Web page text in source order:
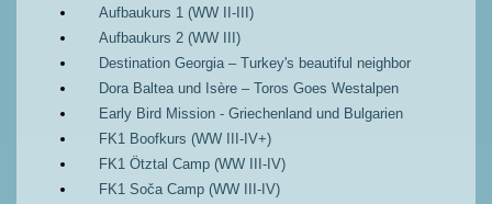
Aufbaukurs 1 (WW II-III)
Aufbaukurs 2 (WW III)
Destination Georgia – Turkey's beautiful neighbor
Dora Baltea und Isère – Toros Goes Westalpen
Early Bird Mission - Griechenland und Bulgarien
FK1 Boofkurs (WW III-IV+)
FK1 Ötztal Camp (WW III-IV)
FK1 Soča Camp (WW III-IV)